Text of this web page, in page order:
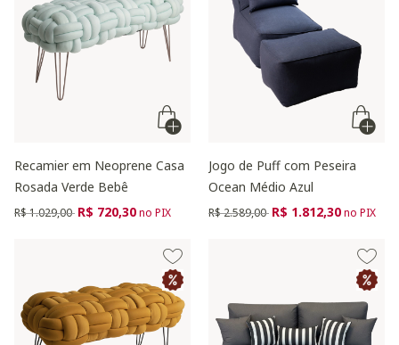
Recamier em Neoprene Casa
Rosada Verde Bebê
Preço reduzido de
R$ 1.029,00 para
R$ 720,30no PIX
Jogo de Puff com Peseira
Ocean Médio Azul
Preço reduzido de
R$ 2.589,00 para
R$ 1.812,30no PIX